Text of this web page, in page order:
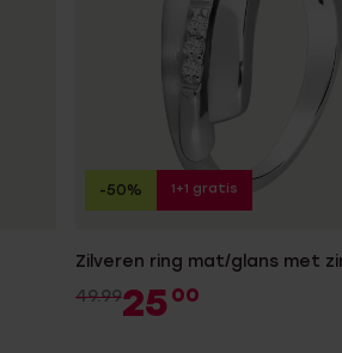
Zilveren ring mat/glans met
49.9925 00
-50% 1+1 gratis